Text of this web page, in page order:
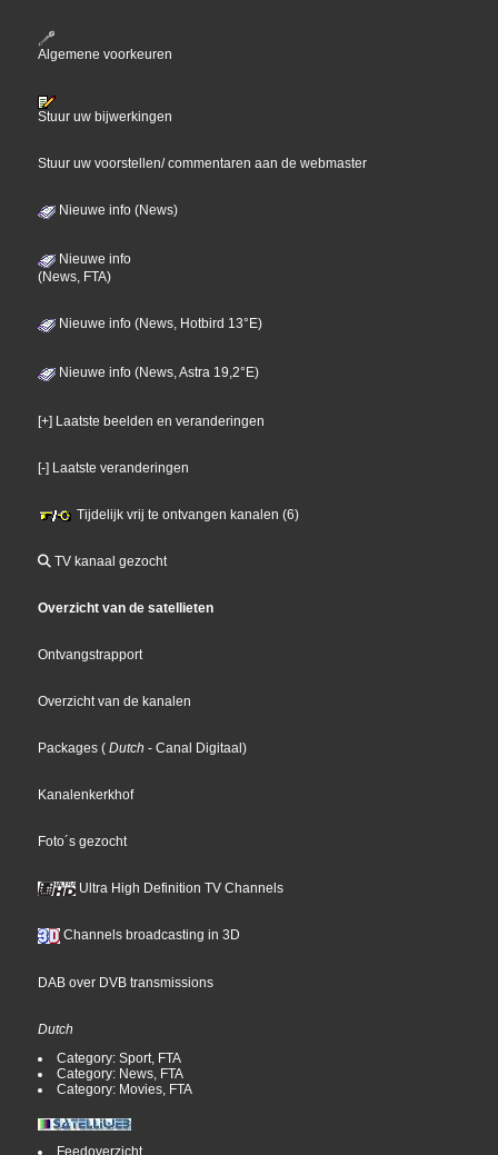
Algemene voorkeuren
Stuur uw bijwerkingen
Stuur uw voorstellen/ commentaren aan de webmaster
Nieuwe info (News)
Nieuwe info
(News, FTA)
Nieuwe info (News, Hotbird 13°E)
Nieuwe info (News, Astra 19,2°E)
[+] Laatste beelden en veranderingen
[-] Laatste veranderingen
Tijdelijk vrij te ontvangen kanalen (6)
TV kanaal gezocht
Overzicht van de satellieten
Ontvangstrapport
Overzicht van de kanalen
Packages ( Dutch - Canal Digitaal)
Kanalenkerkhof
Foto´s gezocht
Ultra High Definition TV Channels
Channels broadcasting in 3D
DAB over DVB transmissions
Dutch
Category: Sport, FTA
Category: News, FTA
Category: Movies, FTA